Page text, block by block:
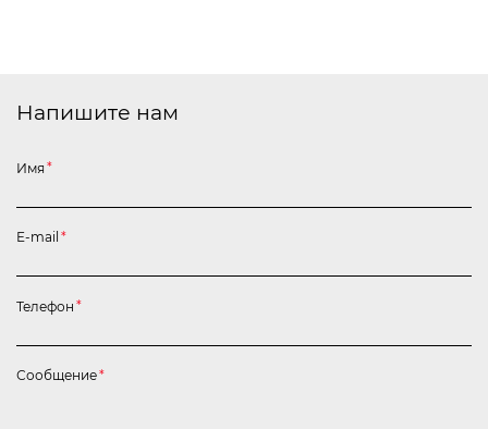
Напишите нам
Имя *
E-mail *
Телефон *
Сообщение*